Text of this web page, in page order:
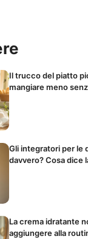
Il trucco del piatto
mangiare meno
Gli integratori per le
davvero? Cosa dice
La crema idratante
aggiungere alla